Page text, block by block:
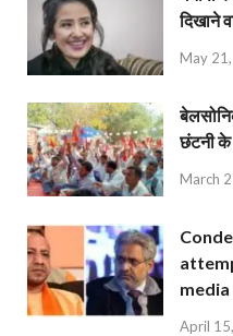
दिखाने
May
छंटनी
March
media
April